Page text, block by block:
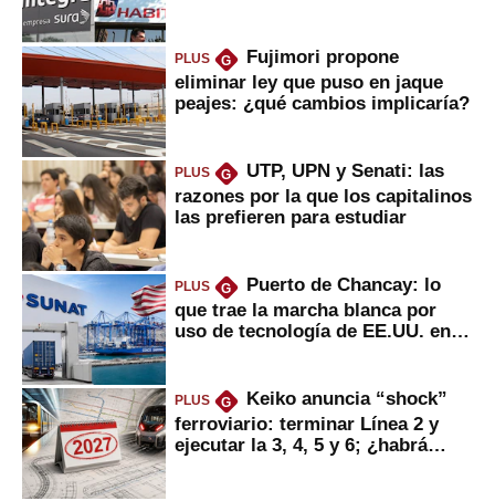
PLUS G
Fujimori propone
eliminar ley que puso en jaque
peajes: ¿qué cambios implicaría?
PLUS G
UTP, UPN y Senati: las
razones por la que los capitalinos
las prefieren para estudiar
PLUS G
Puerto de Chancay: lo
que trae la marcha blanca por
uso de tecnología de EE.UU. en
PLUS G
Keiko anuncia “shock”
ferroviario: terminar Línea 2 y
ejecutar la 3, 4, 5 y 6; ¿habrá